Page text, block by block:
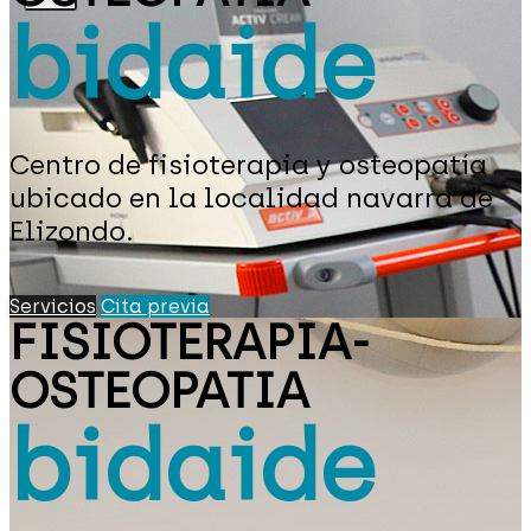
bidaide
Centro de fisioterapia y osteopatía
ubicado en la localidad navarra de
Elizondo.
Servicios Cita previa
FISIOTERAPIA-
OSTEOPATIA
bidaide